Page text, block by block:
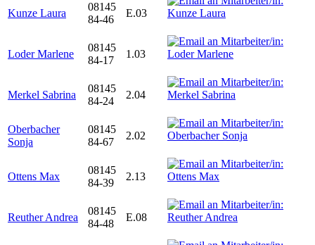
Kunze Laura
08145
84-46
E.03
Loder Marlene
08145
84-17
1.03
Merkel Sabrina
08145
84-24
2.04
Oberbacher
Sonja
08145
84-67
2.02
Ottens Max
08145
84-39
2.13
Reuther Andrea
08145
84-48
E.08